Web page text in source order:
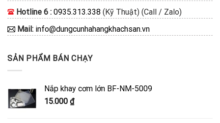
Hotline 6 : 0935.313.338 (Kỹ Thuật) (Call / Zalo)
Mail: info@dungcunhahangkhachsan.vn
SẢN PHẨM BÁN CHẠY
Nắp khay cơm lớn BF-NM-5009
15.000 ₫